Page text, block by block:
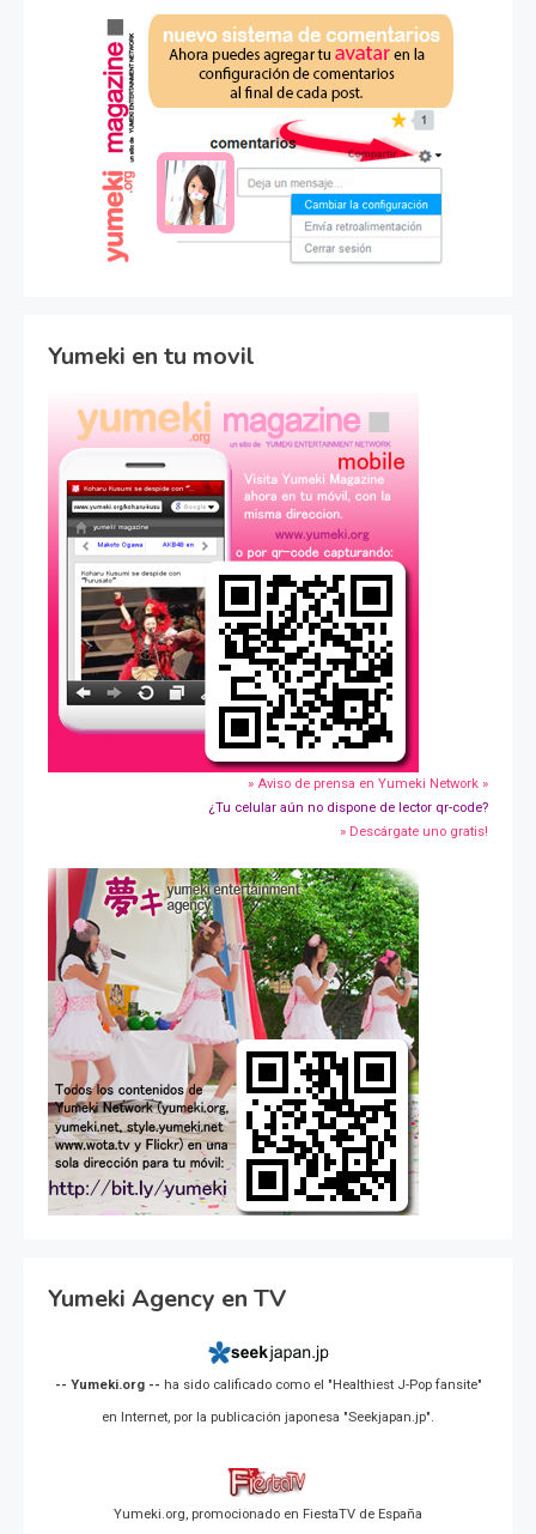
Yumeki en tu movil
» Aviso de prensa en Yumeki Network »
¿Tu celular aún no dispone de lector qr-code?
» Descárgate uno gratis!
Yumeki Agency en TV
-- Yumeki.org -- ha sido calificado como el "Healthiest J-Pop fansite"
en Internet, por la publicación japonesa "Seekjapan.jp".
Yumeki.org, promocionado en FiestaTV de España